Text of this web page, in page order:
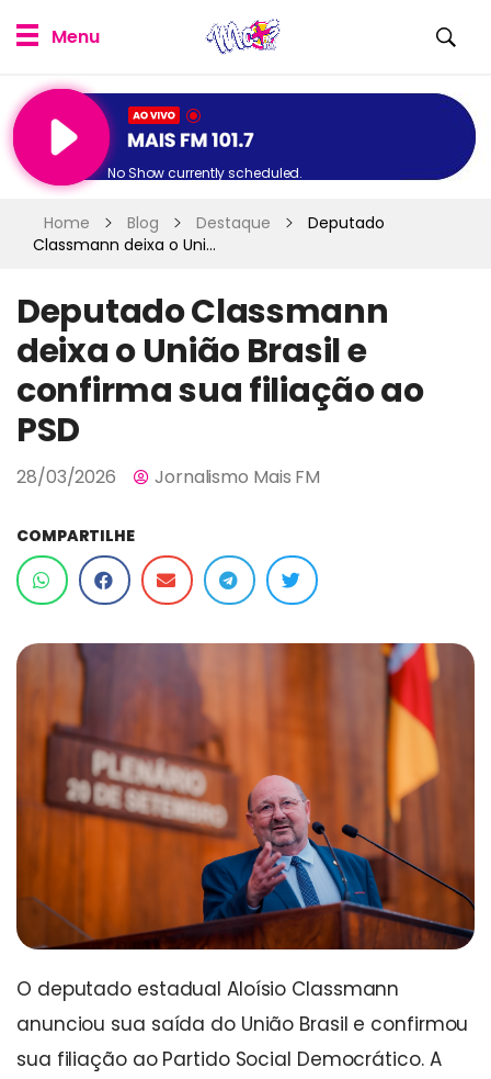
No Show currently scheduled.
Home Blog Destaque
Deputado
Classmann deixa o Uni...
Deputado Classmann
deixa o União Brasil e
confirma sua filiação ao
PSD
28/03/2026 Jornalismo Mais FM
COMPARTILHE
O deputado estadual Aloísio Classmann
anunciou sua saída do União Brasil e confirmou
sua filiação ao Partido Social Democrático. A